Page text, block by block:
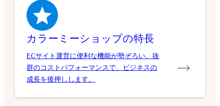
カラーミーショップの特長
ECサイト運営に便利な機能が勢ぞろい。抜
群のコストパフォーマンスで、ビジネスの
成長を後押しします。